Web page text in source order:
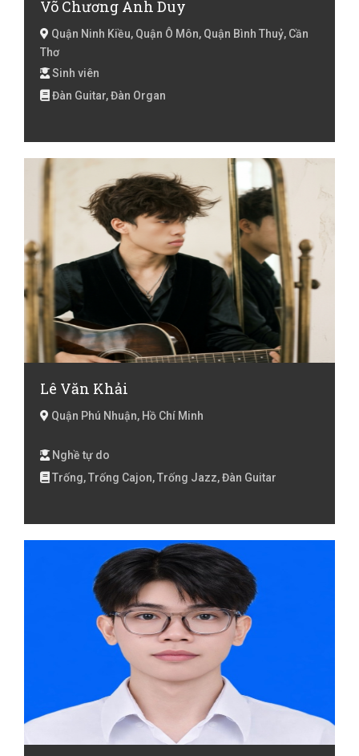
Võ Chương Anh Duy
Quận Ninh Kiều, Quận Ô Môn, Quận Bình Thuỷ, Cần
Thơ
Sinh viên
Đàn Guitar, Đàn Organ
Lê Văn Khải
Quận Phú Nhuận, Hồ Chí Minh
Nghề tự do
Trống, Trống Cajon, Trống Jazz, Đàn Guitar